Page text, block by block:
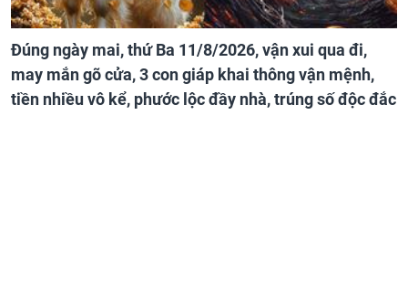
Đúng ngày mai, thứ Ba 11/8/2026, vận xui qua đi,
may mắn gõ cửa, 3 con giáp khai thông vận mệnh,
tiền nhiều vô kể, phước lộc đầy nhà, trúng số độc đắc